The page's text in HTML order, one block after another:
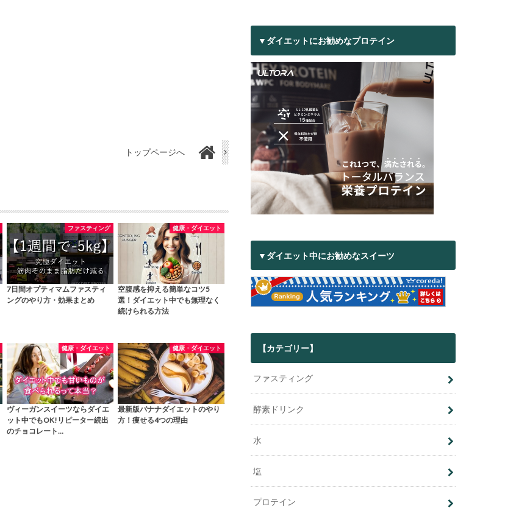
トップページへ
ファスティング
7日間オプティマムファスティ
ングのやり方・効果まとめ
健康・ダイエット
空腹感を抑える簡単なコツ5
選！ダイエット中でも無理なく
続けられる方法
健康・ダイエット
ヴィーガンスイーツならダイエ
ット中でもOK!リピーター続出
のチョコレート…
健康・ダイエット
最新版バナナダイエットのやり
方！痩せる4つの理由
▼ダイエットにお勧めなプロテイン
▼ダイエット中にお勧めなスイーツ
【カテゴリー】
ファスティング
酵素ドリンク
水
塩
プロテイン